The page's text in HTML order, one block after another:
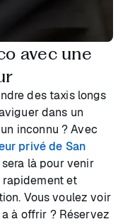
avec une
des taxis longs
dans un
inconnu ? Avec
privé de San
là pour venir
rapidement et
Vous voulez voir
à offrir ? Réservez